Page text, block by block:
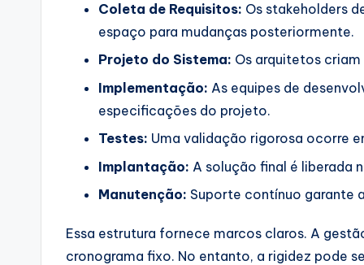
Coleta de Requisitos: Os stakeholders
espaço para mudanças posteriormente.
Projeto do Sistema: Os arquitetos
Implementação: As equipes de
especificações do projeto.
Testes: Uma validação rigorosa ocorre
Implantação: A solução final é liberada
Manutenção: Suporte contínuo garante
Essa estrutura fornece marcos claros. A
cronograma fixo. No entanto, a rigidez pode